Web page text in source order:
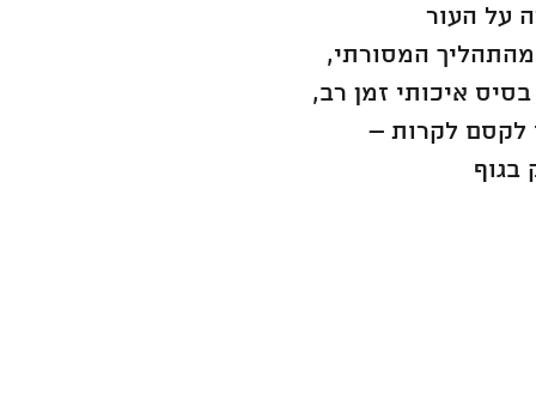
על העור
המסורתי,
איכותי זמן רב,
לקסם לקרות –
בגוף